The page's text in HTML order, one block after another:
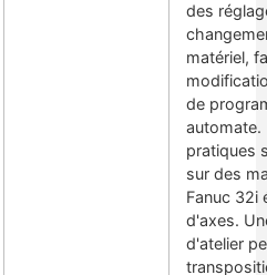
des
matériel,
de
automate.
pratiques
sur des
Fanuc 32i
d'axes.
d'atelier